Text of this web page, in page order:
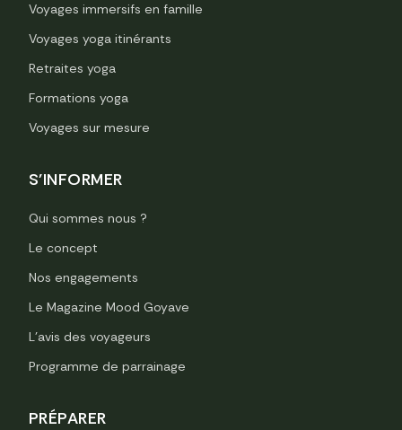
Voyages immersifs en famille
Voyages yoga itinérants
Retraites yoga
Formations yoga
Voyages sur mesure
S'INFORMER
Qui sommes nous ?
Le concept
Nos engagements
Le Magazine Mood Goyave
L’avis des voyageurs
Programme de parrainage
PRÉPARER